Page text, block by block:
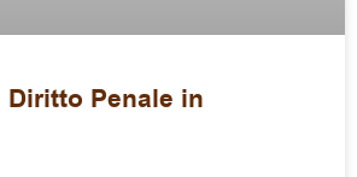
Penale in